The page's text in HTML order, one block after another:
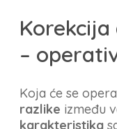
–
Koja će se
razlike između
karakteristika